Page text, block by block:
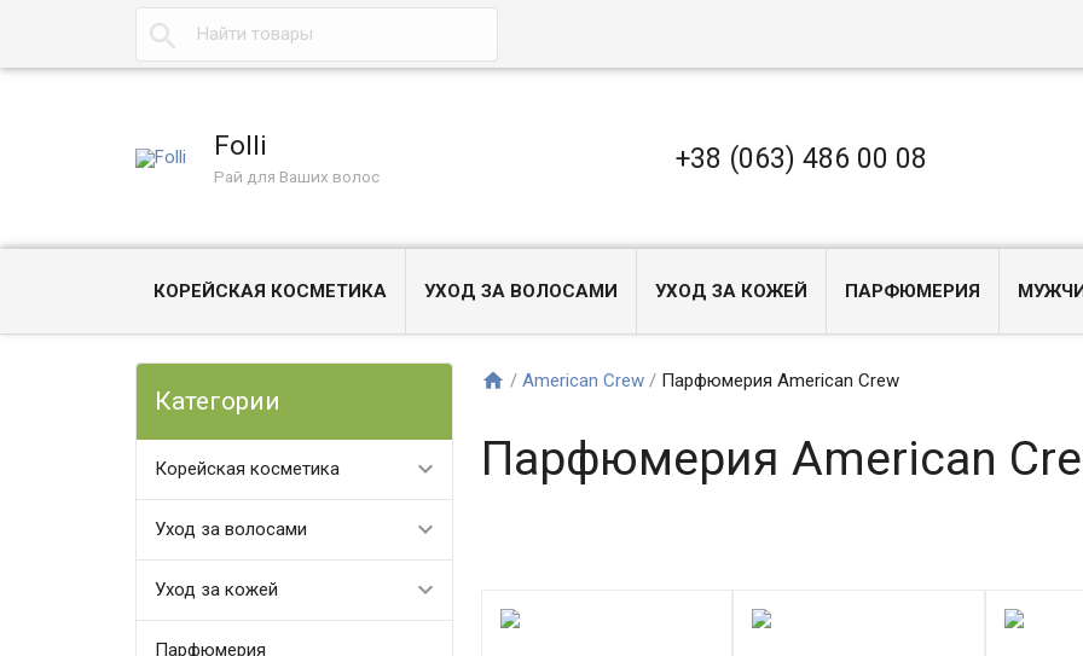
Folli
Рай для Ваших волос
+38 (063) 486 00 08
КОРЕЙСКАЯ КОСМЕТИКА УХОД ЗА ВОЛОСАМИ УХОД ЗА КОЖЕЙ ПАРФЮМЕРИЯ
Категории
Корейская косметика
Уход за волосами
Уход за кожей
Парфюмерия
/ American Crew /Парфюмерия American Crew
Парфюмерия American